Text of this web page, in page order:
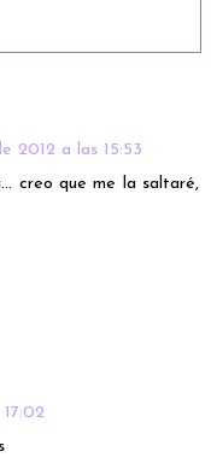
2012 a las 15:53
creo que me la saltaré,